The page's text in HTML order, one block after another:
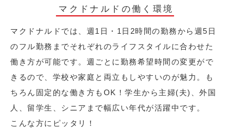
マクドナルドの働く環境
マクドナルドでは、週1日・1日2時間の勤務から週5日
のフル勤務までそれぞれのライフスタイルに合わせた
働き方が可能です。週ごとに勤務希望時間の変更がで
きるので、学校や家庭と両立もしやすいのが魅力。も
ちろん固定的な働き方もOK！学生から主婦(夫)、外国
人、留学生、シニアまで幅広い年代が活躍中です。
こんな方にピッタリ！